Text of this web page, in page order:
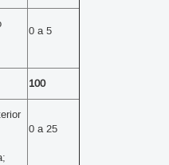
0 a 5
100
0 a 25